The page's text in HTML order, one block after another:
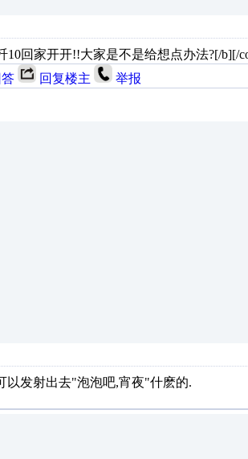
10回家开开!!大家是不是给想点办法?[/b][/
回复楼主 举报
以发射出去"泡泡吧,宵夜"什麽的.